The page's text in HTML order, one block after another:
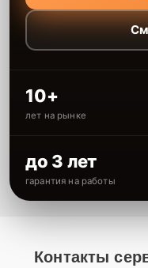
10+
лет на рынке
до 3 лет
гарантия на работы
Контакты